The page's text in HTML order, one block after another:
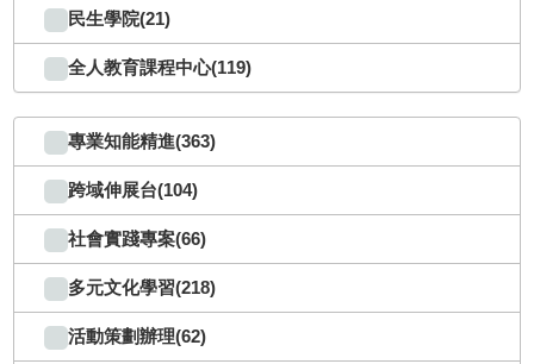
民生學院(21)
全人教育課程中心(119)
專業知能精進(363)
跨域伸展台(104)
社會實踐專案(66)
多元文化學習(218)
活動策劃辦理(62)